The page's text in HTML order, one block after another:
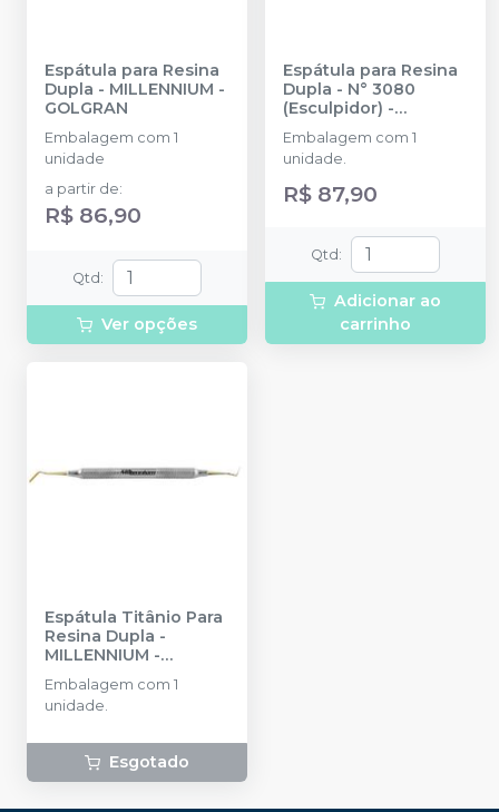
Espátula para Resina
Dupla - MILLENNIUM -
GOLGRAN
Embalagem com 1
unidade
a partir de:
R$ 86,90
Qtd :
Ver opções
Espátula para Resina
Dupla - N° 3080
(Esculpidor) -
MILLENNIUM -
GOLGRAN
Embalagem com 1
unidade.
R$ 87,90
Qtd :
Adicionar ao
carrinho
Espátula Titânio Para
Resina Dupla -
MILLENNIUM -
GOLGRAN
Embalagem com 1
unidade.
Esgotado